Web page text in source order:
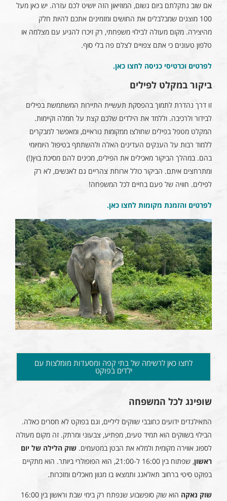
אם שוב נתקלתם ביום גשום, המוזיאון הזה יושיט לכם עזרה. יש כאן מעל
100 מוצגים שמבלבלים את החושים ומזמינים אתכם להיות חלק
מהיצירה. מקום מעולה לבילוי משפחתי, רק זיכרו להגיע עם מצלמה או
טלפון טעונים כי אתם צפויים לצלם פה בלי סוף.
לפרטים וכרטיסי כניסה לחצו כאן.
ביקור במקלט לפילים
זו דרך נהדרת לתמוך בהפסקת תעשיית התיירות המשתמשת בפילים
לבידור ולרכיבה. וללמד את הילדים שלכם קצת על חמלה וקיימות.
המקלט מטפל בפילים שחולצו ממקומות נוראיים, ומאפשר למבקרים
ללמוד רבות על הענקים העדינים האלה ולהשתתף בטיפול היומיומי
בהם. במהלך הביקור מאכילים את הפילים, מכינים להם מסיכת בוץ(!)
ומתרחצים איתם. הביקור כולל ארוחת צהריים גם לאנשים, לא רק
לפילים. חוויה של פעם בחיים לכל המשפחה!
לפרטים והזמנת מקומות לחצו כאן.
לחצו כאן לרשימה של בתי קפה ומסעדות מומלצות עם
ילדים בפוקט
שופינג לכל המשפחה
התאילנדים ידועים כחובבי שווקים ליליים, וגם בפוקט לא חסרים כאלה.
הבילוי בשווקים הוא תמיד טעים, מפתיע, צבעוני ומרתק. זה מקום מעולה
לספוג אווירה מקומית ולמלא את הבטן במטעמים. שוק הלילה של יום
ראשון
, שפתוח בין 16:00 ל-21:00, הוא הפופולרי ביותר. הוא מתקיים
בפוקט סיטי ברחוב תאלאנג ותמצאו בו מגוון מאכלים ומזכרות.
שוק נאקה
הוא שוק סופשבוע שנפתח רק בימי שבת וראשון בין 16:00